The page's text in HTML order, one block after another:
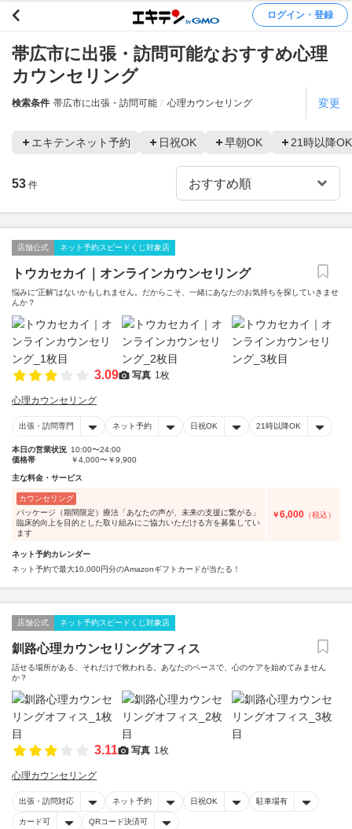
ログイン・登録
帯広市に出張・訪問可能なおすすめ心理
カウンセリング
検索条件 帯広市に出張・訪問可能 心理カウンセリング 変更
エキテンネット予約 日祝OK 早朝OK 21時以降OK
53 件
店舗公式 ネット予約スピードくじ対象店
トウカセカイ｜オンラインカウンセリング
悩みに“正解”はないかもしれません。だからこそ、一緒にあなたのお気持ちを探していきませ
んか？
3.09 写真 1枚
心理カウンセリング
出張・訪問専門 ネット予約 日祝OK 21時以降OK
本日の営業状況 10:00〜24:00
価格帯
￥4,000〜￥9,900
主な料金・サービス
カウンセリング
パッケージ（期間限定）療法「あなたの声が、未来の支援に繋がる」
臨床的向上を目的とした取り組みにご協力いただける方を募集してい
ます
￥6,000 （税込）
ネット予約カレンダー
ネット予約で最大10,000円分のAmazonギフトカードが当たる！
店舗公式 ネット予約スピードくじ対象店
釧路心理カウンセリングオフィス
話せる場所がある、それだけで救われる。あなたのペースで、心のケアを始めてみません
か？
3.11 写真 1枚
心理カウンセリング
出張・訪問対応 ネット予約 日祝OK 駐車場有
カード可 QRコード決済可